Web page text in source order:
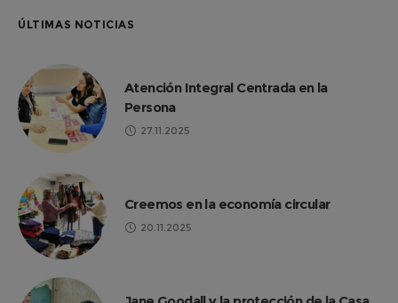
ÚLTIMAS NOTICIAS
Atención Integral Centrada en la
Persona
27.11.2025
Creemos en la economía circular
20.11.2025